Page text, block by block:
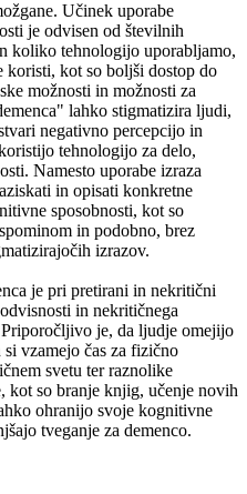
Učinek uporabe
je odvisen od številnih
koliko tehnologijo uporabljamo,
koristi, kot so boljši dostop do
možnosti in možnosti za
lahko stigmatizira ljudi,
negativno percepcijo in
tehnologijo za delo,
Namesto uporabe izraza
in opisati konkretne
sposobnosti, kot so
in podobno, brez
izrazov.
je pri pretirani in nekritični
in nekritičnega
Priporočljivo je, da ljudje omejijo
vzamejo čas za fizično
svetu ter raznolike
kot so branje knjig, učenje novih
ohranijo svoje kognitivne
tveganje za demenco.